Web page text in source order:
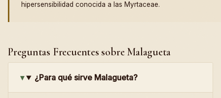
hipersensibilidad conocida a las Myrtaceae.
Preguntas Frecuentes sobre Malagueta
¿Para qué sirve Malagueta?